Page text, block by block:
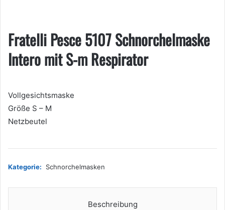
Fratelli Pesce 5107 Schnorchelmaske
Intero mit S-m Respirator
Vollgesichtsmaske
Größe S – M
Netzbeutel
Kategorie: Schnorchelmasken
Beschreibung